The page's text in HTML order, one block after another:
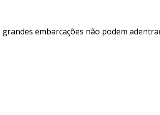
embarcações não podem